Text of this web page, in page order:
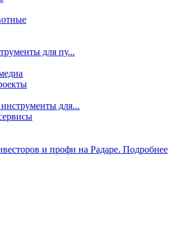
для пу...
для...
и профи на Радаре. Подробнее